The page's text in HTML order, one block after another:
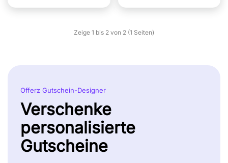
Zeige 1 bis 2 von 2 (1 Seiten)
Offerz Gutschein-Designer
Verschenke
personalisierte
Gutscheine